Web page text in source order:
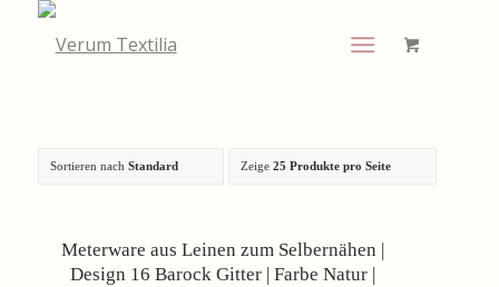
Sortieren nach Standard Zeige 25 Produkte pro Seite
Meterware aus Leinen zum Selbernähen |
Design 16 Barock Gitter | Farbe Natur |